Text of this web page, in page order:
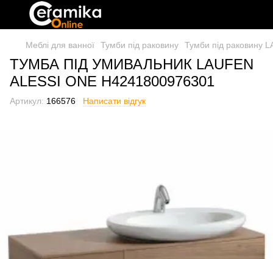
Меблі для ванної Тумби під раковину Тумби під раковину
ТУМБА ПІД УМИВАЛЬНИК LAUFEN
ALESSI ONE H4241800976301
Артикул: 166576 Написати відгук